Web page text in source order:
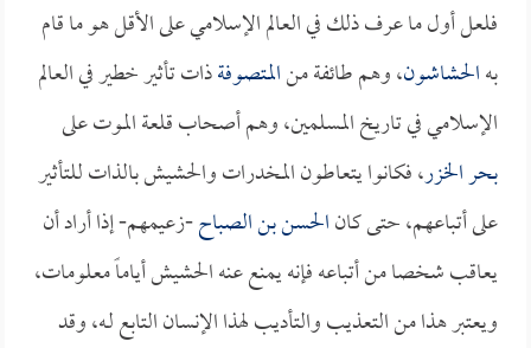
فلعل أول ما عرف ذلك في العالم الإسلامي على الأقل هو ما قام
بهالحشاشون، وهم طائفة منالمتصوفةذات تأثير خطير في العالم
الإسلامي في تاريخ المسلمين، وهم أصحاب قلعة الموت على
بحر الخزر، فكانوا يتعاطون المخدرات والحشيش بالذات للتأثير
على أتباعهم، حتى كانالحسن بن الصباح-زعيمهم- إذا أراد أن
يعاقب شخصا من أتباعه فإنه يمنع عنه الحشيش أياماً معلومات،
ويعتبر هذا من التعذيب والتأديب لهذا الإنسان التابع لـه، وقد